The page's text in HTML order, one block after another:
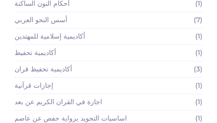
أحكام النون الساكنة
(1)
أسس النحو العربي
(7)
أكاديمية إسلامية للمهتدين
(1)
أكاديمية تحفيظ
(1)
أكاديمية تحفيظ قران
(3)
إجازات قرآنية
(1)
اجازة في القران الكريم عن بعد
(1)
اساسيات التجويد برواية حفص عن عاصم
(1)